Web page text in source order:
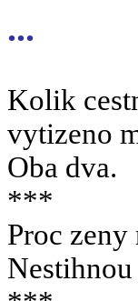
...
Kolik
vytizeno
Oba dva.
***
Proc
Nestihnou